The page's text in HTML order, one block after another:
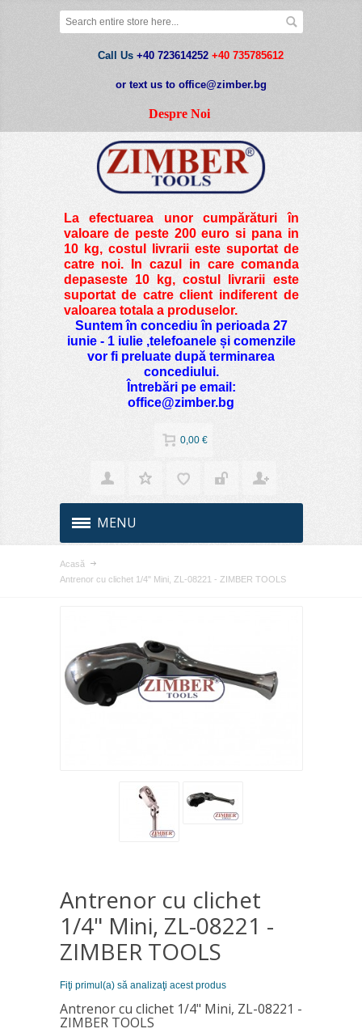
Call Us +40 723614252 +40 735785612
or text us to office@zimber.bg
Despre Noi
La efectuarea unor cumpărături în
valoare de peste200 euro si pana in
10 kg, costul livrarii este suportat de
catre noi. In cazul in care comanda
depaseste 10 kg, costul livrarii este
suportat de catre client indiferent de
valoarea totala a produselor.
Suntem în concediu în perioada 27
iunie - 1 iulie ,telefoanele și comenzile
vor fi preluate după terminarea
concediului.
Întrebări pe email:
office@zimber.bg
0,00 €
MENU
Acasă
Antrenor cu clichet 1/4" Mini, ZL-08221 - ZIMBER TOOLS
Antrenor cu clichet
1/4" Mini, ZL-08221 -
ZIMBER TOOLS
Fiţi primul(a) să analizaţi acest produs
Antrenor cu clichet 1/4" Mini, ZL-08221 -
ZIMBER TOOLS